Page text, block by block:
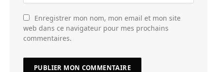
Enregistrer mon nom, mon email et mon site
web dans ce navigateur pour mes prochains
commentaires.